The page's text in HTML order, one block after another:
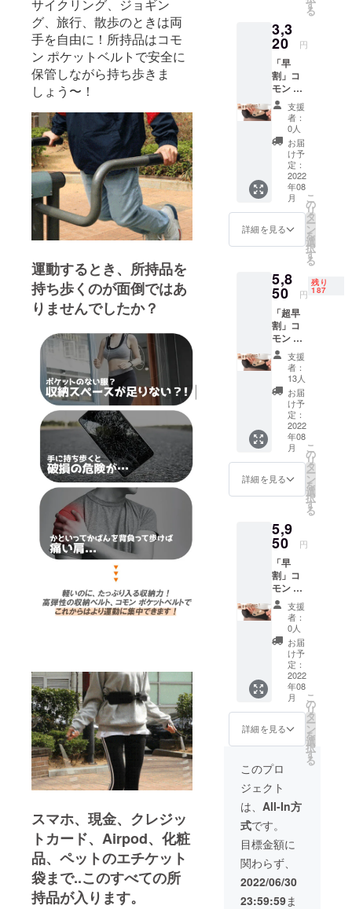
サイクリング、ジョギン
グ、旅行、散歩のときは両
手を自由に！所持品はコモ
ン ポケットベルトで安全に
保管しながら持ち歩きま
しょう〜！
運動するとき、所持品を
持ち歩くのが面倒ではあ
りませんでしたか？
スマホ、現金、クレジッ
トカード、Airpod、化粧
品、ペットのエチケット
袋まで..このすべての所
持品が入ります。
給状
況、製
造工程
上の都
合等に
より出
荷時期
が遅れ
る場合
があり
ます。
す
る
3,3
20 円
「早
割」コ
モン ポ
ケット
ベルト
x 1個 ■
構成品 :
コモン
ポケッ
トベル
ト x 1個
※ご注文
状況、
使用部
材の供
給状
造工程
上の都
合等に
より出
荷時期
が遅れ
る場合
があり
ます。
支援
者：
0人
お届
け予
定：
2022
年08
月
詳細を見る
こ
の
リ
タ
ー
ン
を
選
択
す
る
5,8
50 円
残り
187
「超早
割」コ
モン ポ
ケット
ベルト
x 2個 -
200個限
成品 :
コモン
ポケッ
トベル
ト x 2個
※ご注文
状況、
使用部
給状
況、製
造工程
上の都
合等に
より出
荷時期
が遅れ
る場合
があり
ます。
支援
者：
13人
お届
け予
定：
2022
年08
月
詳細を見る
こ
の
リ
タ
ー
ン
を
選
択
す
る
5,9
50 円
「早
割」コ
モン ポ
ケット
ベルト
x 2個 ■
構成品 :
コモン
ポケッ
トベル
ト x 2個
※ご注文
状況、
使用部
材の供
給状
況、製
造工程
上の都
合等に
より出
荷時期
が遅れ
る場合
があり
ます。
支援
者：
0人
お届
け予
定：
2022
年08
月
詳細を見る
こ
の
リ
タ
ー
ン
を
選
択
す
る
このプロ
ジェクト
は、 All-In方
式です。
目標金額に
関わらず、
2022/06/30
23:59:59ま